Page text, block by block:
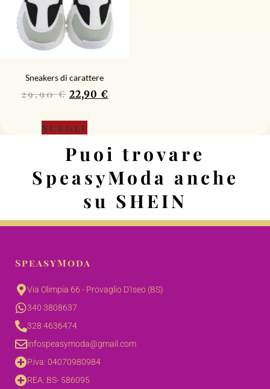
Sneakers di carattere
29,90€ 22,90 €
Scegli
Puoi trovare
SpeasyModa anche
su SHEIN
SpeasyModa
Via Olimpia 66 - Provaglio D'Iseo (BS)
340 3808637
328 4636474
infospeasymoda@gmail.com
P.iva: 04070980984
REA: BS- 586095